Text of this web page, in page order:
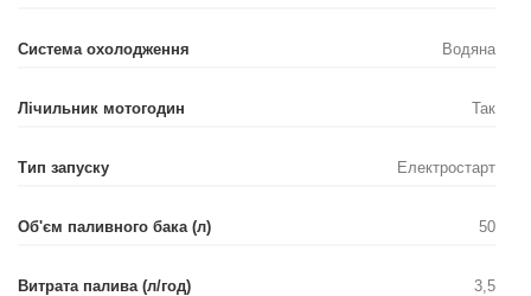
Система охолодження Водяна
Лічильник мотогодин Так
Тип запуску Електростарт
Об'єм паливного бака (л) 50
Витрата палива (л/год) 3,5